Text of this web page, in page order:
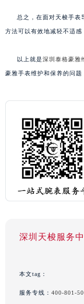
总之，在面对天梭手表
方法可以有效地减轻不适感
以上就是深圳泰格豪雅
豪雅手表维护和保养的问题
深圳天梭服务
本文tag：
服务专线： 400-801-